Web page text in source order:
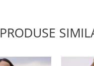
PRODUSE